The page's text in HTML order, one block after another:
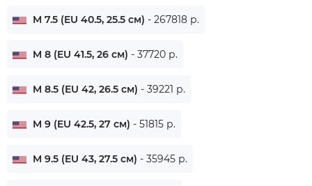
M 7.5 (EU 40.5, 25.5 см) - 267818 р.
M 8 (EU 41.5, 26 см) - 37720 р.
M 8.5 (EU 42, 26.5 см) - 39221 р.
M 9 (EU 42.5, 27 см) - 51815 р.
M 9.5 (EU 43, 27.5 см) - 35945 р.